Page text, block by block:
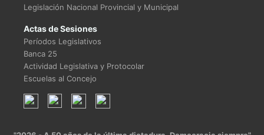
Legislación Nacional Provincial y Municipal
Actas de Sesiones
Períodos Legislativos
Banca 25
Actividad Legislativa y Protocolar
Escuelas al Concejo